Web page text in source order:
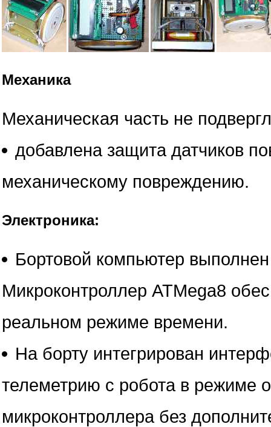
Механика
Механическая часть не
добавлена защита датчиков
механическому повреждению.
Электроника:
Бортовой компьютер
Микроконтроллер ATMega8
реальном режиме времени.
На борту интегрирован
телеметрию с робота в режиме
микроконтроллера без